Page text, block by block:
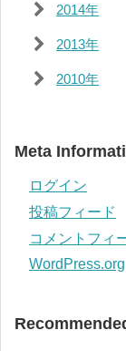
2014年
2013年
2010年
Meta
ログイン
投稿フィード
コメントフィ
WordPress.org